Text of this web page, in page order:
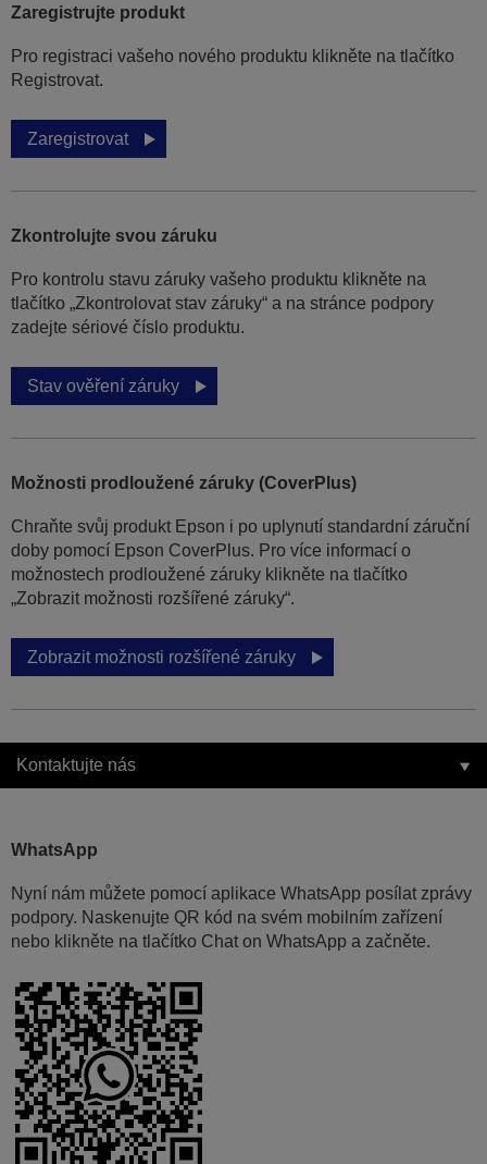
Zaregistrujte produkt
Pro registraci vašeho nového produktu klikněte na tlačítko
Registrovat.
Zaregistrovat
Zkontrolujte svou záruku
Pro kontrolu stavu záruky vašeho produktu klikněte na
tlačítko „Zkontrolovat stav záruky“ a na stránce podpory
zadejte sériové číslo produktu.
Stav ověření záruky
Možnosti prodloužené záruky (CoverPlus)
Chraňte svůj produkt Epson i po uplynutí standardní záruční
doby pomocí Epson CoverPlus. Pro více informací o
možnostech prodloužené záruky klikněte na tlačítko
„Zobrazit možnosti rozšířené záruky“.
Zobrazit možnosti rozšířené záruky
Kontaktujte nás
WhatsApp
Nyní nám můžete pomocí aplikace WhatsApp posílat zprávy
podpory. Naskenujte QR kód na svém mobilním zařízení
nebo klikněte na tlačítko Chat on WhatsApp a začněte.